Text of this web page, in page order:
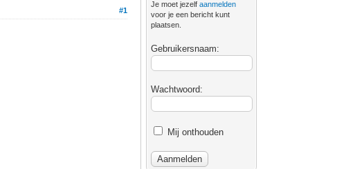
#1
Je moet jezelfaanmelden
voor je een bericht kunt
plaatsen.
Gebruikersnaam:
Wachtwoord:
Mij onthouden